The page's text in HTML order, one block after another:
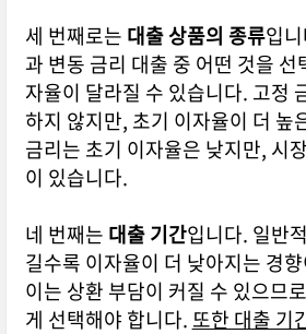
세 번째로는 대출 상품의 종류입
과 변동 금리 대출 중 어떤 것을 선
자율이 달라질 수 있습니다. 고정
하지 않지만, 초기 이자율이 더 높
금리는 초기 이자율은 낮지만, 시
이 있습니다.
네 번째는 대출 기간입니다. 일반
길수록 이자율이 더 낮아지는 경
이는 상환 부담이 커질 수 있으므
게 선택해야 합니다. 또한 대출 기